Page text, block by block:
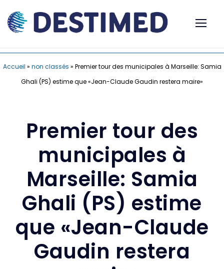
Accueil » non classés » Premier tour des municipales à Marseille: Samia
Ghali (PS) estime que «Jean-Claude Gaudin restera maire»
Premier tour des
municipales à
Marseille: Samia
Ghali (PS) estime
que «Jean-Claude
Gaudin restera